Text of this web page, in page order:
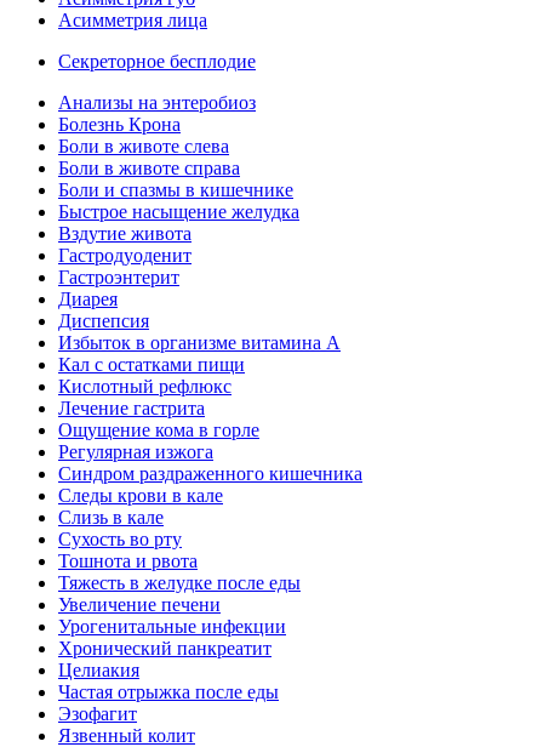
Асимметрия лица
Секреторное бесплодие
Анализы на энтеробиоз
Болезнь Крона
Боли в животе слева
Боли в животе справа
Боли и спазмы в кишечнике
Быстрое насыщение желудка
Вздутие живота
Гастродуоденит
Гастроэнтерит
Диарея
Диспепсия
Избыток в организме витамина А
Кал с остатками пищи
Кислотный рефлюкс
Лечение гастрита
Ощущение кома в горле
Регулярная изжога
Синдром раздраженного кишечника
Следы крови в кале
Слизь в кале
Сухость во рту
Тошнота и рвота
Тяжесть в желудке после еды
Увеличение печени
Урогенитальные инфекции
Хронический панкреатит
Целиакия
Частая отрыжка после еды
Эзофагит
Язвенный колит